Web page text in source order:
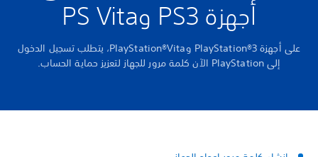
أجهزة PS3 وPS Vita
على أجهزة PlayStation®3 وPlayStation®Vita، يتطلب تسجيل الدخول
إلى PlayStation الآن كلمة مرور للجهاز لتعزيز حماية الحساب.